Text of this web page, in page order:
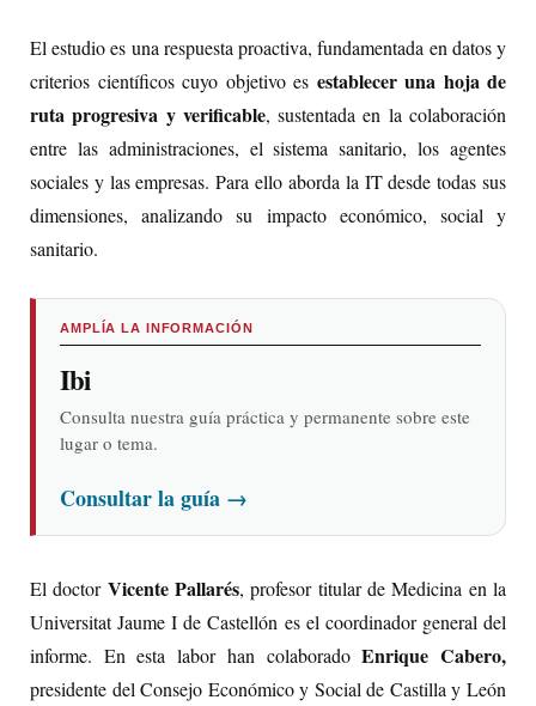
El estudio es una respuesta proactiva, fundamentada en datos y
criterios científicos cuyo objetivo es establecer una hoja de
ruta progresiva y verificable, sustentada en la colaboración
entre las administraciones, el sistema sanitario, los agentes
sociales y las empresas. Para ello aborda la IT desde todas sus
dimensiones, analizando su impacto económico, social y
sanitario.
AMPLÍA LA INFORMACIÓN
Ibi
Consulta nuestra guía práctica y permanente sobre este
lugar o tema.
Consultar la guía →
El doctor Vicente Pallarés, profesor titular de Medicina en la
Universitat Jaume I de Castellón es el coordinador general del
informe. En esta labor han colaboradoEnrique Cabero,
presidente del Consejo Económico y Social de Castilla y León